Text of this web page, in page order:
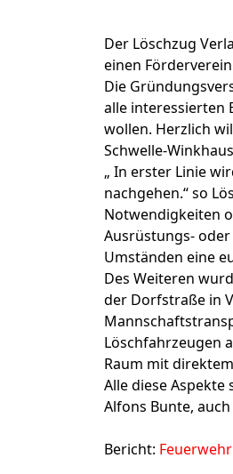
Der Löschzug
einen
Die
alle interessierten
wollen. Herzlich
Schwelle-
„ In erster Linie
nachgehen.“ so
Notwendigkeiten
Ausrüstungs-
Umständen eine
Des Weiteren
der Dorfstraße in
Löschfahrzeugen
Raum mit
Alle diese
Alfons Bunte,
Bericht: